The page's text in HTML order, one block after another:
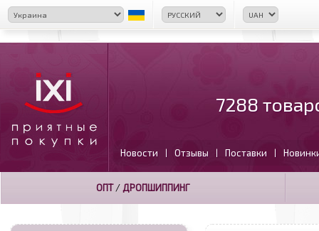
7288
Новости | Отзывы | Поставки |
ОПТ/ ДРОПШИППИНГ